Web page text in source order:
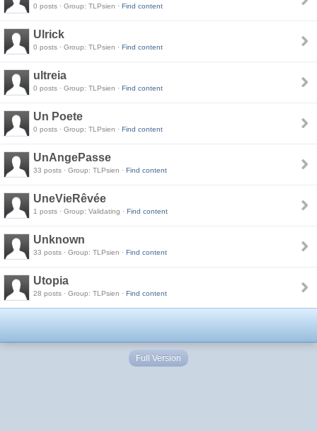
0 posts · Group: TLPsien · Find content
Ulrick
0 posts · Group: TLPsien · Find content
ultreia
0 posts · Group: TLPsien · Find content
Un Poete
0 posts · Group: TLPsien · Find content
UnAngePasse
33 posts · Group: TLPsien · Find content
UneVieRêvée
1 posts · Group: Validating · Find content
Unknown
33 posts · Group: TLPsien · Find content
Utopia
28 posts · Group: TLPsien · Find content
Full Version